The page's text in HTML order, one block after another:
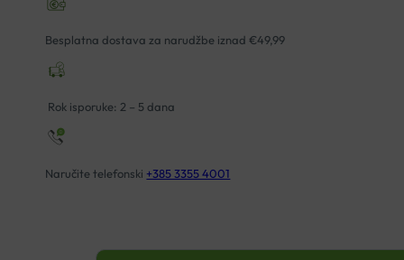
ZA
KUPANJE
Besplatna dostava za narudžbe iznad €49,99
Rok isporuke: 2 – 5 dana
Naručite telefonski +385 3355 4001